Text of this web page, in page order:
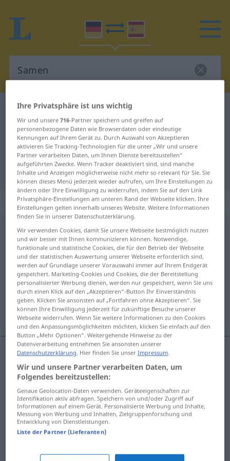
Deutsch-Spanisch Wörterbuch
Deutsch-Spanisch Übersetzung für
"Samen"
"Samen" Spanisch Übersetzung
„Samen“: Maskulinum
Samen [ˈzaːmən]m < Samens;Samen>
Übersicht aller Übersetzungen
(Für mehr Details die Übersetzung anklicken/antippen)
semilla, simiente semen, esperma
germen
semillaf Samen BOT
simientef Samen AGR
Ihre Privatsphäre ist uns wichtig
Wir und unsere716-Partner speichern und greifen auf
personenbezogene Daten wie Browserdaten oder eindeutige
Kennungen auf Ihrem Gerät zu. Durch Auswahl von Akzeptieren
aktivieren Sie Tracking-Technologien für die unter „Wir und unsere
Partner verarbeiten Daten, um Ihnen Dienste bereitzustellen“
aufgeführten Zwecke. Wenn Tracker deaktiviert sind, sind manche
Inhalte und Anzeigen möglicherweise nicht mehr so relevant für Sie. Sie
können dieses Menü jederzeit wieder aufrufen, um Ihre Einstellungen zu
ändern oder Ihre Einwilligung zu widerrufen, indem Sie auf den Link
Privatsphäre-Einstellungen am unteren Rand der Webseite klicken. Ihre
Einstellungen gelten innerhalb unseres Website. Weitere Informationen
finden Sie in unserer Datenschutzerklärung.
Wir verwenden Cookies, damit Sie unsere Webseite bestmöglich nutzen
und wir besser mit Ihnen kommunizieren können. Notwendige,
funktionale und statistische Cookies, die für den Betrieb der Webseite
und der statistischen Auswertung unserer Webseite erforderlich sind,
werden auf Grundlage unserer Vorauswahl immer auf Ihrem Endgerät
gespeichert. Marketing-Cookies und Cookies, die der Bereitstellung
personalisierter Werbung dienen, werden nur gespeichert, wenn Sie uns
durch einen Klick auf den „Akzeptieren“-Button Ihr Einverständnis
geben. Klicken Sie ansonsten auf „Fortfahren ohne Akzeptieren“. Sie
können Ihre Einwilligung jederzeit für zukünftige Besuche unserer
Webseite widerrufen. Wenn Sie weitere Informationen zu den Cookies
und den Anpassungsmöglichkeiten möchten, klicken Sie einfach auf den
Button „Mehr Optionen“. Weitergehende Hinweise zu der
Datenverarbeitung entnehmen Sie ansonsten unserer
Datenschutzerklärung. Hier finden Sie unserImpressum.
Wir und unsere Partner verarbeiten Daten, um
Folgendes bereitzustellen:
Genaue Geolocation-Daten verwenden. Geräteeigenschaften zur
Identifikation aktiv abfragen. Speichern von und/oder Zugriff auf
Informationen auf einem Gerät. Personalisierte Werbung und Inhalte,
Messung von Werbung und Inhalten, Zielgruppenforschung und
Entwicklung von Dienstleistungen.
Liste der Partner (Lieferanten)